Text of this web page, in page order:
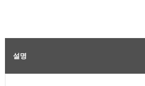
설명